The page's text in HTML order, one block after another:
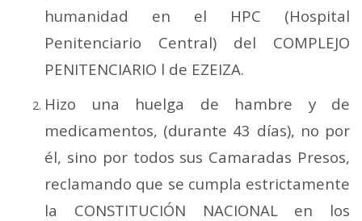
humanidad en el HPC (Hospital
Penitenciario Central) del COMPLEJO
PENITENCIARIO l de EZEIZA.
Hizo una huelga de hambre y de
medicamentos, (durante 43 días), no por
él, sino por todos sus Camaradas Presos,
reclamando que se cumpla estrictamente
la CONSTITUCIÓN NACIONAL en los